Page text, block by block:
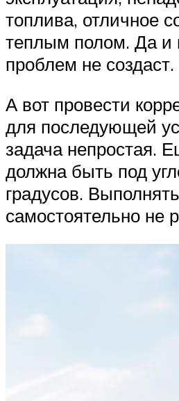
топлива, отличное
теплым полом. Да и
проблем не создаст.
А вот провести
для последующей
задача непростая.
должна быть под
градусов.
самостоятельно не